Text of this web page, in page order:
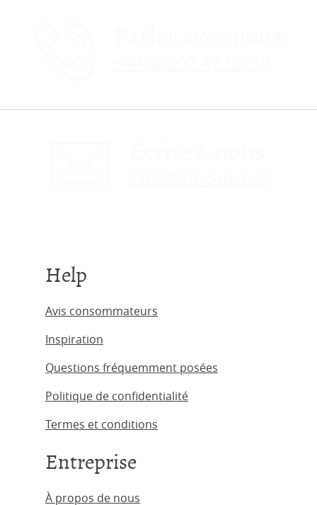
Help
Avis consommateurs
Inspiration
Questions fréquemment posées
Politique de confidentialité
Termes et conditions
Entreprise
À propos de nous